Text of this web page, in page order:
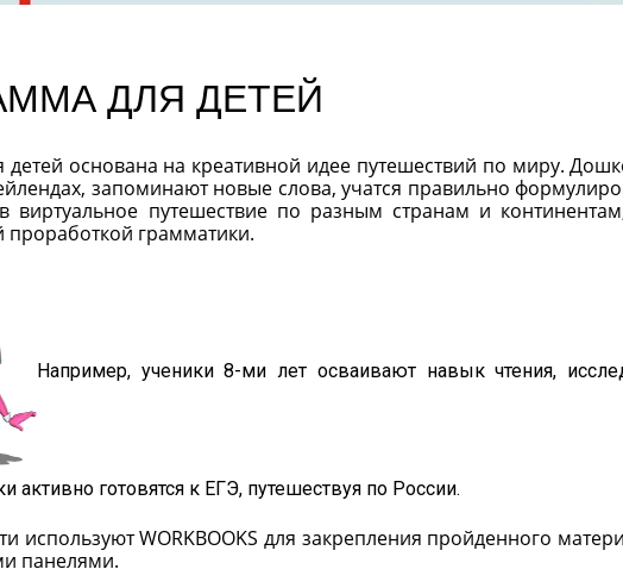
ДЛЯ ДЕТЕЙ
основана на креативной идее путешествий по миру.
запоминают новые слова, учатся правильно
виртуальное путешествие по разным странам и
проработкой грамматики.
Например, ученики 8-ми лет осваивают навык чтения,
активно готовятся к ЕГЭ, путешествуя по России.
используют WORKBOOKS для закрепления пройденного
панелями.